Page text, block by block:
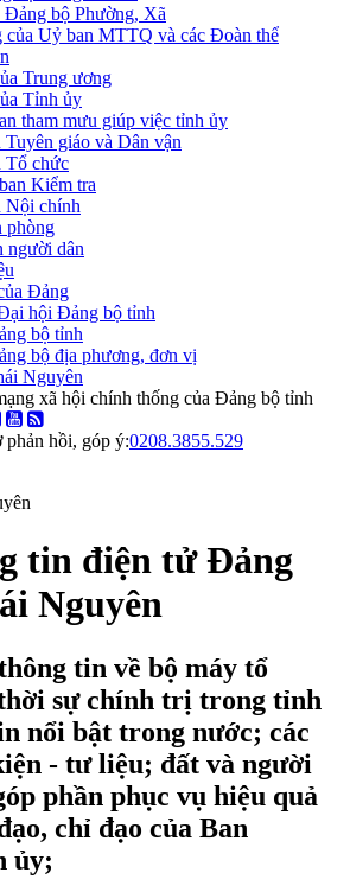
Đảng bộ Phường, Xã
của Uỷ ban MTTQ và các Đoàn thể
Trung ương
Tỉnh ủy
tham mưu giúp việc tỉnh ủy
Tuyên giáo và Dân vận
Tổ chức
Kiểm tra
Nội chính
phòng
người dân
Đảng
hội Đảng bộ tỉnh
bộ tỉnh
bộ địa phương, đơn vị
Nguyên
xã hội chính thống của Đảng bộ tỉnh
hồi, góp ý:0208.3855.529
tin điện tử Đảng
Nguyên
tin về bộ máy tổ
sự chính trị trong tỉnh
nổi bật trong nước; các
- tư liệu; đất và người
phần phục vụ hiệu quả
chỉ đạo của Ban
ủy;